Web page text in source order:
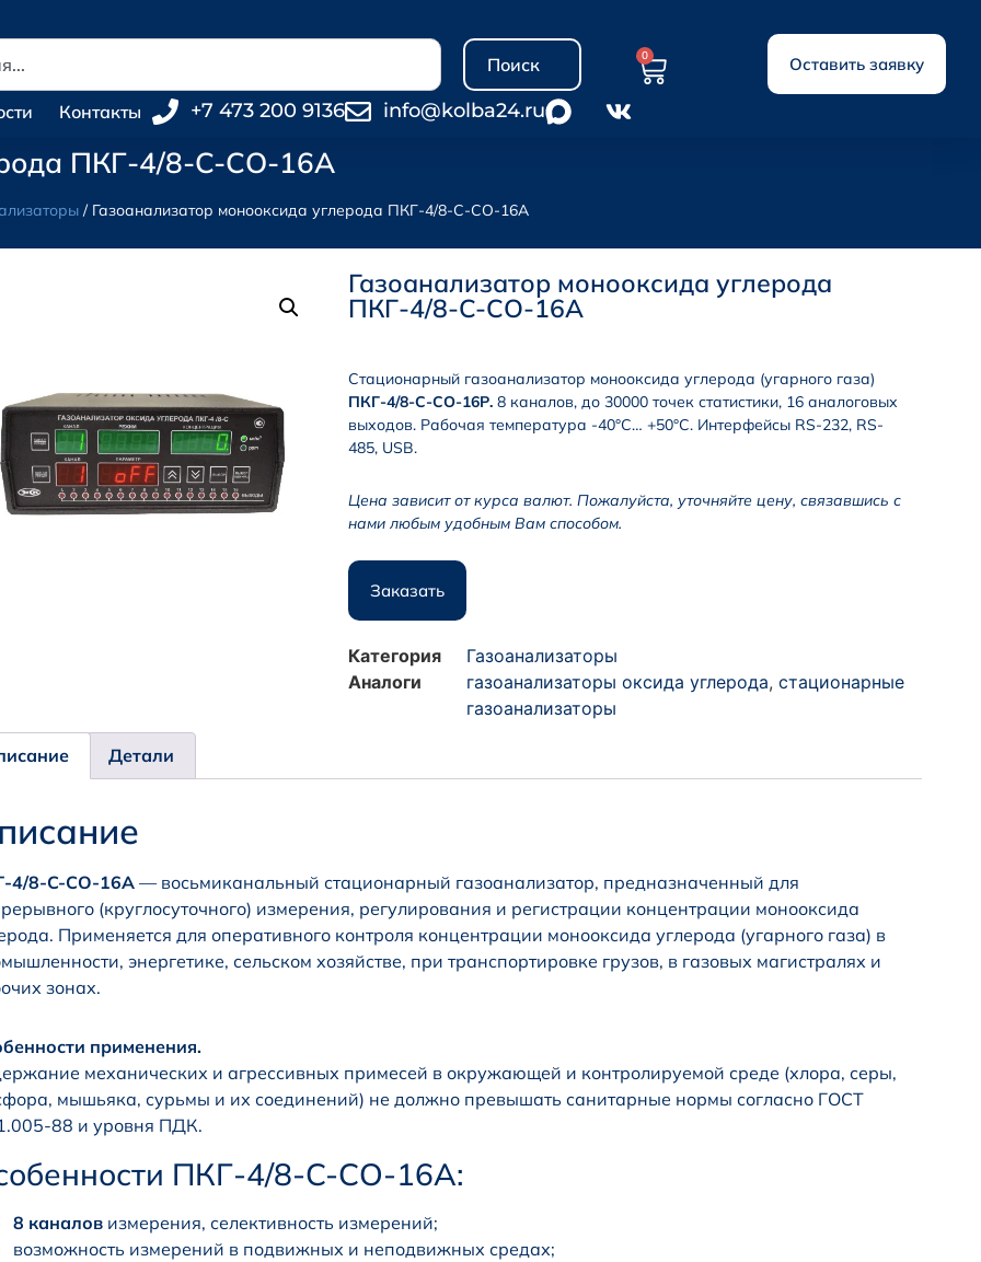
Поиск 0 Оставить заявку
Контакты +7 473 200 9136 info@kolba24.ru
ПКГ-4/8-C-СО-16А
/ Газоанализатор монооксида углерода ПКГ-4/8-C-СО-16А
Газоанализатор монооксида углерода
ПКГ-4/8-C-СО-16А
Стационарный газоанализатор монооксида углерода (угарного газа)
ПКГ-4/8-C-СО-16Р. 8 каналов, до 30000 точек статистики, 16 аналоговых
выходов. Рабочая температура -40°С… +50°С. Интерфейсы RS-232, RS-
485, USB.
Цена зависит от курса валют. Пожалуйста, уточняйте цену, связавшись с
нами любым удобным Вам способом.
Заказать
Категория
Газоанализаторы
Аналоги
газоанализаторы оксида углерода, стационарные
газоанализаторы
Детали
4/8-C-СО-16А — восьмиканальный стационарный газоанализатор, предназначенный для
(круглосуточного) измерения, регулирования и регистрации концентрации монооксида
Применяется для оперативного контроля концентрации монооксида углерода (угарного газа) в
энергетике, сельском хозяйстве, при транспортировке грузов, в газовых магистралях и
зонах.
применения.
механических и агрессивных примесей в окружающей и контролируемой среде (хлора, серы,
мышьяка, сурьмы и их соединений) не должно превышать санитарные нормы согласно ГОСТ
88 и уровня ПДК.
ПКГ-4/8-C-СО-16А:
8 каналов измерения, селективность измерений;
возможность измерений в подвижных и неподвижных средах;